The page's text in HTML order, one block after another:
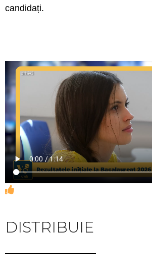
candidați.
DISTRIBUIE